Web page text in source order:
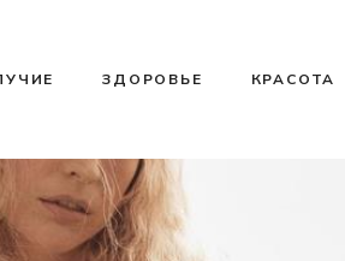
ЗДОРОВЬЕ КРАСОТА